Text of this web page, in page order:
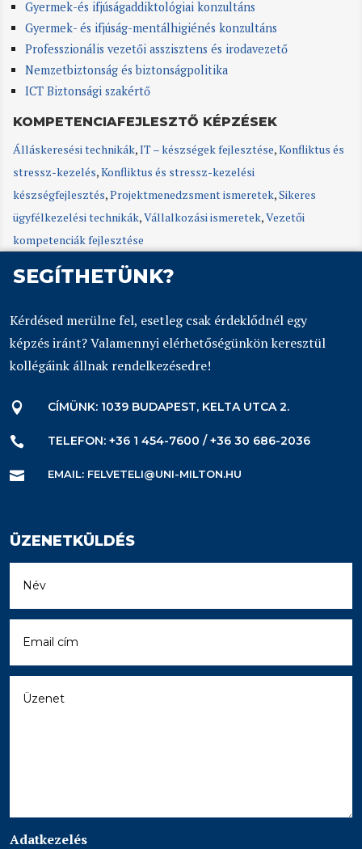
Gyermek-és ifjúságaddiktológiai konzultáns
Gyermek- és ifjúság-mentálhigiénés konzultáns
Professzionális vezetői asszisztens és irodavezető
Nemzetbiztonság és biztonságpolitika
ICT Biztonsági szakértő
KOMPETENCIAFEJLESZTŐ KÉPZÉSEK
Álláskeresési technikák,IT – készségek fejlesztése,Konfliktus és
stressz-kezelés,Konfliktus és stressz-kezelési
készségfejlesztés,Projektmenedzsment ismeretek,Sikeres
ügyfélkezelési technikák,Vállalkozási ismeretek,Vezetői
kompetenciák fejlesztése
SEGÍTHETÜNK?
Kérdésed merülne fel, esetleg csak érdeklődnél egy
képzés iránt? Valamennyi elérhetőségünkön keresztül
kollégáink állnak rendelkezésedre!
 CÍMÜNK: 1039 BUDAPEST, KELTA UTCA 2.
 TELEFON: +36 1 454-7600 / +36 30 686-2036
 EMAIL: FELVETELI@UNI-MILTON.HU
ÜZENETKÜLDÉS
Adatkezelés